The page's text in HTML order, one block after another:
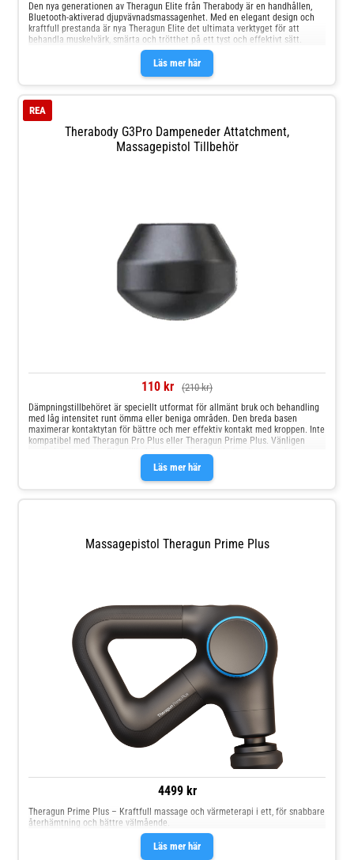
Läs mer här
Den nya generationen av Theragun Elite från Therabody är en handhållen,
Bluetooth-aktiverad djupvävnadsmassagenhet. Med en elegant design och
kraftfull prestanda är nya Theragun Elite det ultimata verktyget för att
behandla muskelvärk, smärta och trötthet på ett tyst och effektivt sätt.
Therabody G3Pro Dampeneder Attatchment,
Massagepistol Tillbehör
REA
110 kr (210 kr)
Läs mer här
Dämpningstillbehöret är speciellt utformat för allmänt bruk och behandling
med låg intensitet runt ömma eller beniga områden. Den breda basen
maximerar kontaktytan för bättre och mer effektiv kontakt med kroppen. Inte
kompatibel med Theragun Pro Plus eller Theragun Prime Plus. Vänligen
använd de separata Plus-tillbehören som är avsedda för dessa modeller.
Massagepistol Theragun Prime Plus
4499 kr
Läs mer här
Theragun Prime Plus – Kraftfull massage och värmeterapi i ett, för snabbare
återhämtning och bättre välmående.